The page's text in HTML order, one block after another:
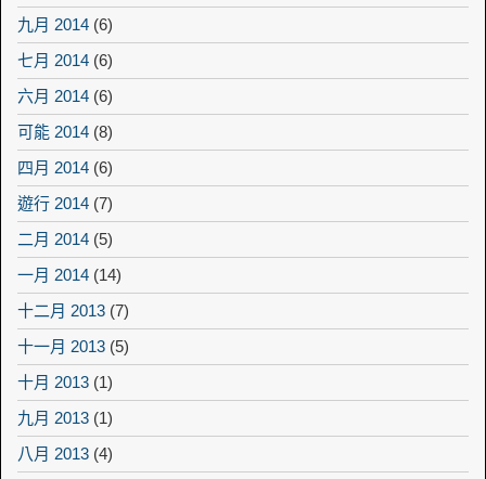
九月 2014 (6)
七月 2014 (6)
六月 2014 (6)
可能 2014 (8)
四月 2014 (6)
遊行 2014 (7)
二月 2014 (5)
一月 2014 (14)
十二月 2013 (7)
十一月 2013 (5)
十月 2013 (1)
九月 2013 (1)
八月 2013 (4)